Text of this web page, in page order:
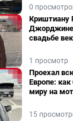
0
Криштиану
Джорджине
свадьбе
1 просмотр
Проехал
Европе:
миру на
15